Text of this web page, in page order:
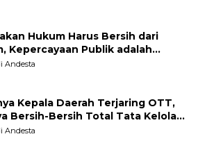
Hukum Harus Bersih dari
Kepercayaan Publik adalah
Andesta
Kepala Daerah Terjaring OTT,
Bersih-Bersih Total Tata Kelola
Andesta